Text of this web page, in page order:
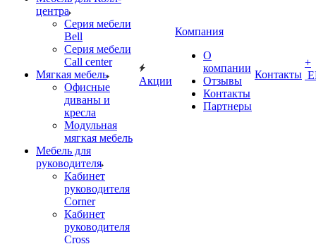
центра
Серия мебели
Bell
Серия мебели
Call center
Мягкая мебель
Офисные
диваны и
кресла
Модульная
мягкая мебель
Мебель для
руководителя
Кабинет
руководителя
Corner
Кабинет
руководителя
Cross
Акции
Компания
О
компании
Отзывы
Контакты
Партнеры
Контакты
+